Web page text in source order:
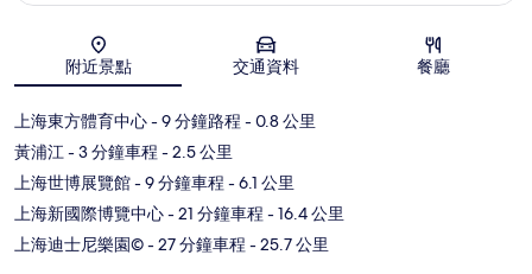
地圖
附近景點 交通資料 餐廳
上海東方體育中心- 9 分鐘路程 - 0.8 公里
黃浦江- 3 分鐘車程 - 2.5 公里
上海世博展覽館- 9 分鐘車程 - 6.1 公里
上海新國際博覽中心- 21 分鐘車程 - 16.4 公里
上海迪士尼樂園©- 27 分鐘車程 - 25.7 公里